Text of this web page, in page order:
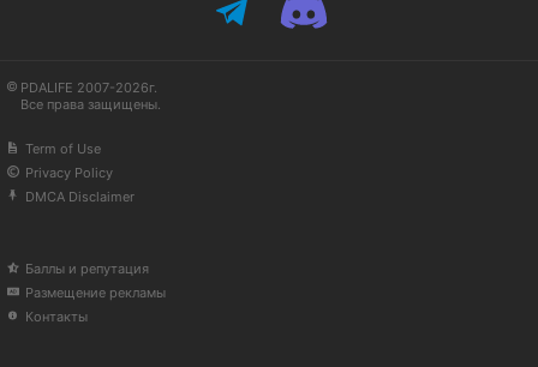
PDALIFE 2007-2026г.
Все права защищены.
Term of Use
Privacy Policy
DMCA Disclaimer
Баллы и репутация
Размещение рекламы
Контакты